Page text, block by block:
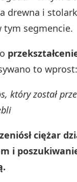
drewna i
tym segmencie.
to wprost:
który został
ciężar
i